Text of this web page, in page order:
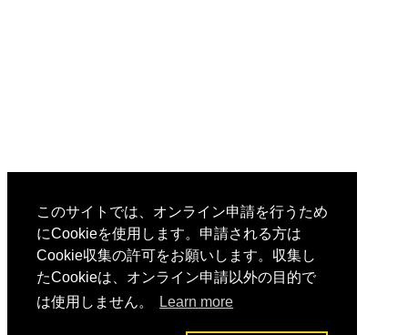
このサイトでは、オンライン申請を行うため
にCookieを使用します。申請される方は
Cookie収集の許可をお願いします。収集し
たCookieは、オンライン申請以外の目的で
は使用しません。
Learn more